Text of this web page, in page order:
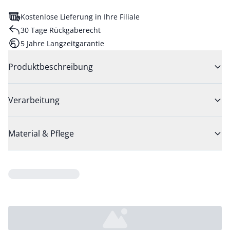
Kostenlose Lieferung in Ihre Filiale
30 Tage Rückgaberecht
5 Jahre Langzeitgarantie
Produktbeschreibung
Verarbeitung
Material & Pflege